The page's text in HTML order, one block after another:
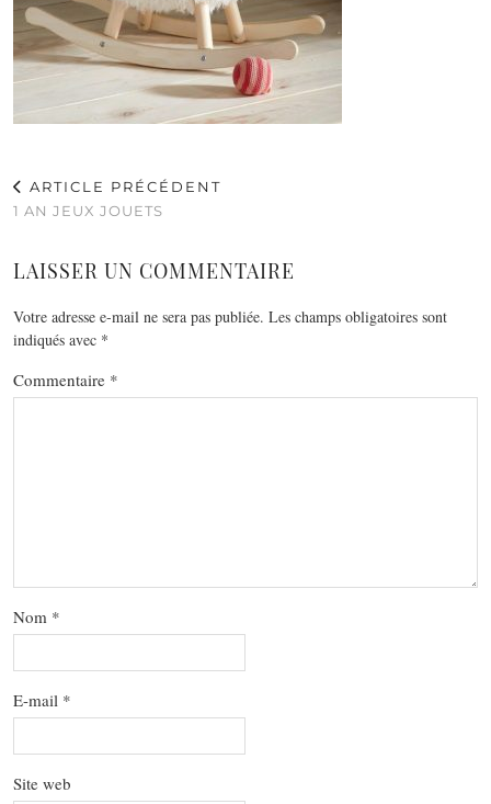
ARTICLE PRÉCÉDENT
1 AN JEUX JOUETS
LAISSER UN COMMENTAIRE
Votre adresse e-mail ne sera pas publiée. Les champs obligatoires sont
indiqués avec *
Commentaire *
Nom *
E-mail *
Site web